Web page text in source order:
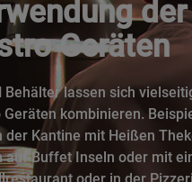
Geräten
Behälter lassen sich
Geräten kombinieren.
der Kantine mit Heißen
auf Buffet Inseln oder mit